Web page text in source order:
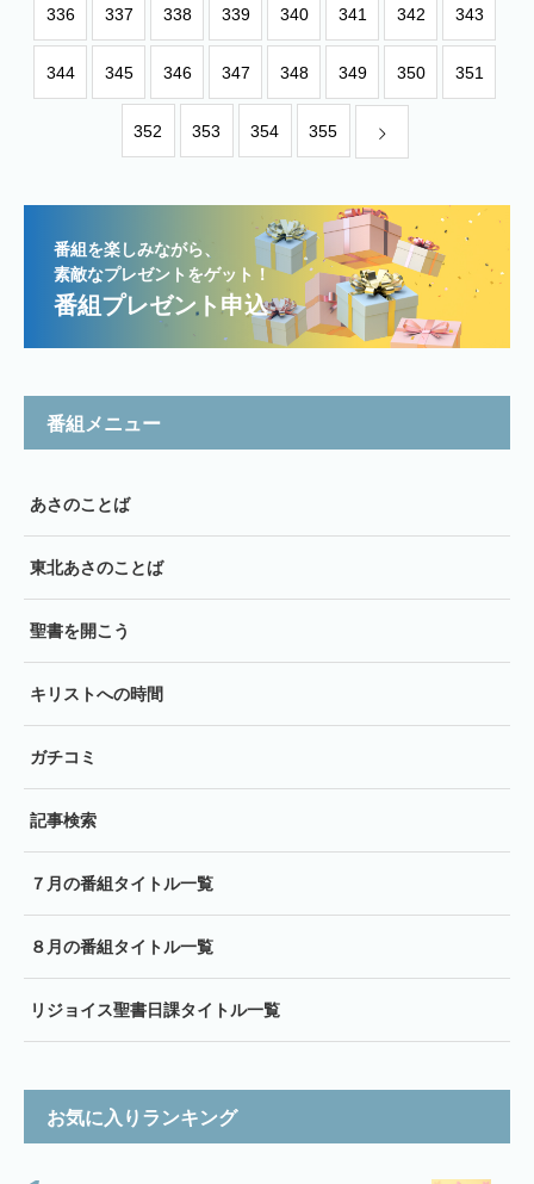
336 337 338 339 340 341 342 343
344 345 346 347 348 349 350 351
352 353 354 355
番組を楽しみながら、
素敵なプレゼントをゲット！
番組プレゼント申込
番組メニュー
あさのことば
東北あさのことば
聖書を開こう
キリストへの時間
ガチコミ
記事検索
７月の番組タイトル一覧
８月の番組タイトル一覧
リジョイス聖書日課タイトル一覧
お気に入りランキング